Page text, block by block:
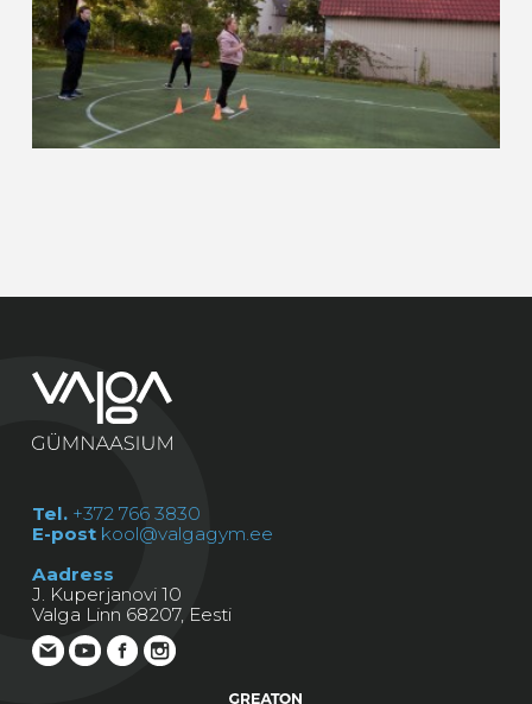
Tel. +372 766 3830
E-post kool@valgagym.ee
Aadress
J. Kuperjanovi 10
Valga Linn 68207, Eesti